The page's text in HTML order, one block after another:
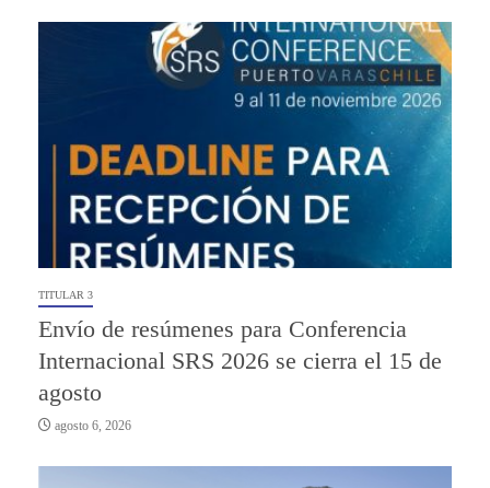
TITULAR 3
Envío de resúmenes para Conferencia
Internacional SRS 2026 se cierra el 15 de
agosto
agosto 6, 2026